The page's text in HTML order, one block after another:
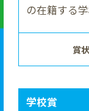
の在籍する
賞
学校賞